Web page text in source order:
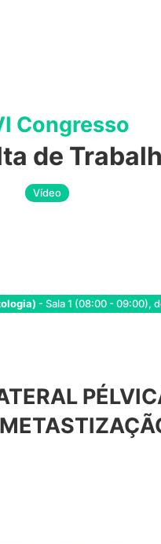
Congresso
de
Vídeo
- Sala 1 (08:00 - 09:00),